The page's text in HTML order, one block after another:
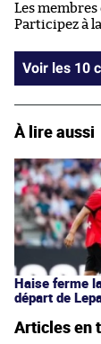
Les
Participez à
À lire aussi
Haise ferme
départ de
Articles en